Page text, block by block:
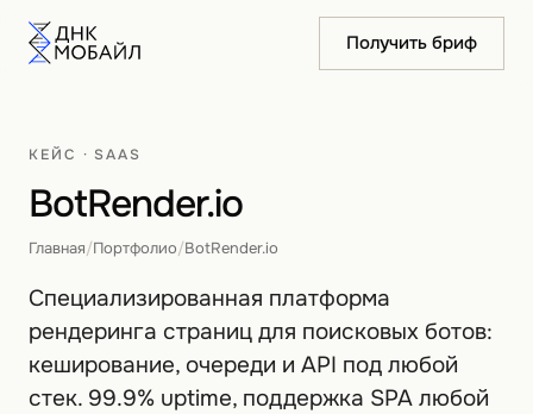
Получить бриф
КЕЙС · SAAS
BotRender.io
Главная/Портфолио/BotRender.io
Специализированная платформа
рендеринга страниц для поисковых ботов:
кеширование, очереди и API под любой
стек. 99.9% uptime, поддержка SPA любой